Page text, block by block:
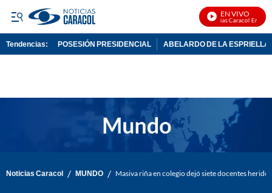
EN VIVO
Noticias Caracol En Vivo
Tendencias: POSESIÓN PRESIDENCIAL ABELARDO DE LA ESPRIELLA
Noticias Caracol / MUNDO / Masiva riña en colegio dejó siete docentes